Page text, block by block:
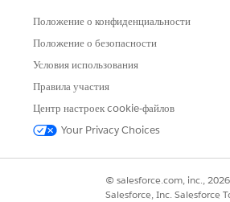
» в поле «Быстрый поиск» меню
найдите файл, который нужно
подтверждения подтвердите удаление.
Положение о конфиденциальности
Положение о безопасности
Условия использования
Правила участия
Центр настроек cookie-файлов
Your Privacy Choices
© salesforce.com, inc., 2026
Salesforce, Inc. Salesforce